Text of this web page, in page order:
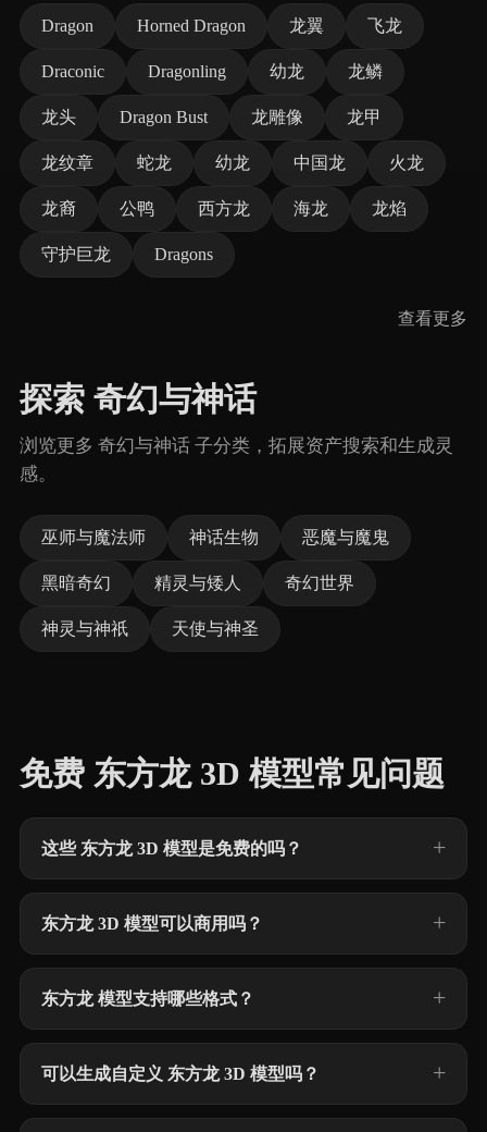
Dragon Horned Dragon 龙翼 飞龙
Draconic Dragonling 幼龙 龙鳞
龙头 Dragon Bust 龙雕像 龙甲
龙纹章 蛇龙 幼龙 中国龙 火龙
龙裔 公鸭 西方龙 海龙 龙焰
守护巨龙 Dragons
查看更多
探索 奇幻与神话
浏览更多 奇幻与神话 子分类，拓展资产搜索和生成灵
感。
巫师与魔法师 神话生物 恶魔与魔鬼
黑暗奇幻 精灵与矮人 奇幻世界
神灵与神祇 天使与神圣
免费 东方龙 3D 模型常见问题
这些 东方龙 3D 模型是免费的吗？
东方龙 3D 模型可以商用吗？
东方龙 模型支持哪些格式？
可以生成自定义 东方龙 3D 模型吗？